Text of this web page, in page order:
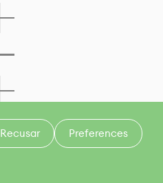
Recusar Preferences